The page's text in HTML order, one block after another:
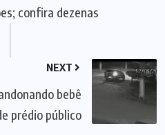
confira dezenas
NEXT
bebê
prédio público